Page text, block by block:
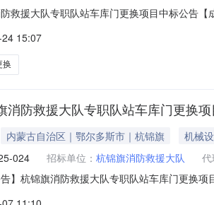
救援大队专职队站车库门更换项目中标公告
玖元玖角贰分元整；小写：829589.92元3、
布
15:07
换
消防救援大队专职队站车库门更换
内蒙古自治区｜鄂尔多斯市｜杭锦旗
机械
024 招标单位： 杭锦旗消防救援大队
告】杭锦旗消防救援大队专职队站车库门更换